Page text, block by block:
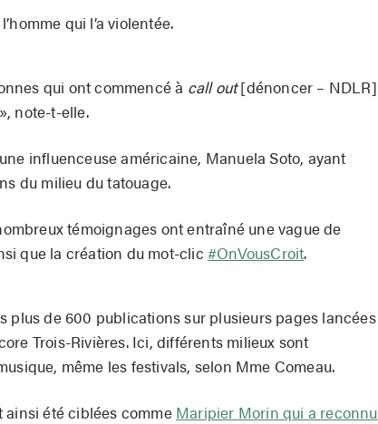
qui l’a violentée.
qui ont commencé à call out[dénoncer – NDLR]
note-t-elle.
influenceuse américaine, Manuela Soto, ayant
du milieu du tatouage.
témoignages ont entraîné une vague de
que la création du mot-clic#OnVousCroit.
plus de 600 publications sur plusieurs pages lancées
Trois-Rivières. Ici, différents milieux sont
même les festivals, selon Mme Comeau.
été ciblées comme Maripier Morin qui a reconnu